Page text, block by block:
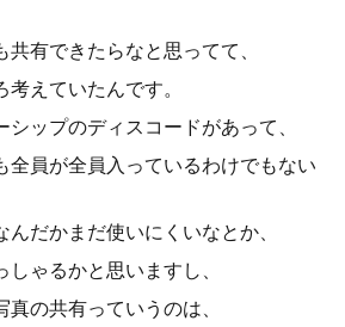
有できたらなと思ってて、
えていたんです。
ップのディスコードがあって、
全員が全員入っているわけでもない
だかまだ使いにくいなとか、
ゃるかと思いますし、
の共有っていうのは、